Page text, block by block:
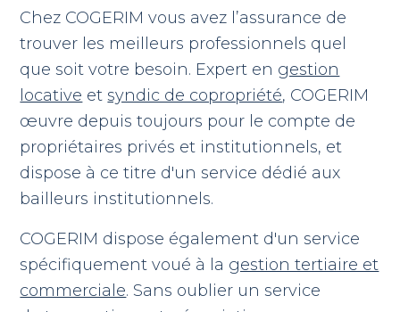
Chez COGERIM vous avez l’assurance de
trouver les meilleurs professionnels quel
que soit votre besoin. Expert en gestion
locative etsyndic de copropriété, COGERIM
œuvre depuis toujours pour le compte de
propriétaires privés et institutionnels, et
dispose à ce titre d'un service dédié aux
bailleurs institutionnels.
COGERIM dispose également d'un service
spécifiquement voué à la gestion tertiaire et
commerciale. Sans oublier un service